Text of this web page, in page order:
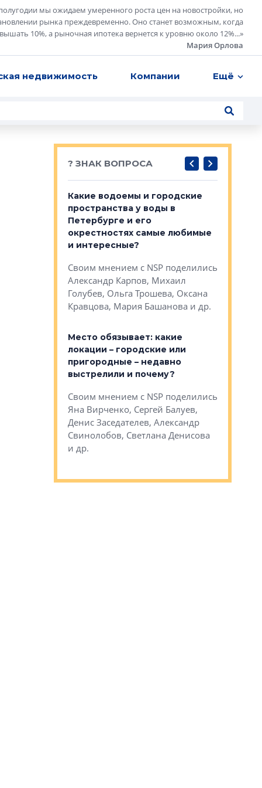
мы ожидаем умеренного роста цен на новостройки, но
рынка преждевременно. Оно станет возможным, когда
10%, а рыночная ипотека вернется к уровню около 12%...»
Мария Орлова
недвижимость Компании Ещё
? ЗНАК ВОПРОСА
в целом?
поделились
Вадим
и др.
Какие водоемы и городские
пространства у воды в
Петербурге и его
окрестностях самые любимые
и интересные?
Своим мнением с NSP поделились
Александр Карпов, Михаил
Голубев, Ольга Трошева, Оксана
Кравцова, Мария Башанова и др.
Место обязывает: какие
локации – городские или
пригородные – недавно
выстрелили и почему?
Своим мнением с NSP поделились
Яна Вирченко, Сергей Балуев,
Денис Заседателев, Александр
Свинолобов, Светлана Денисова
и др.